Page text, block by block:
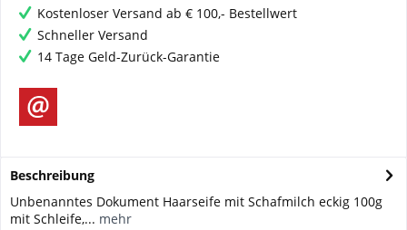
Kostenloser Versand ab € 100,- Bestellwert
Schneller Versand
14 Tage Geld-Zurück-Garantie
Beschreibung
Unbenanntes Dokument Haarseife mit Schafmilch eckig 100g
mit Schleife,... mehr